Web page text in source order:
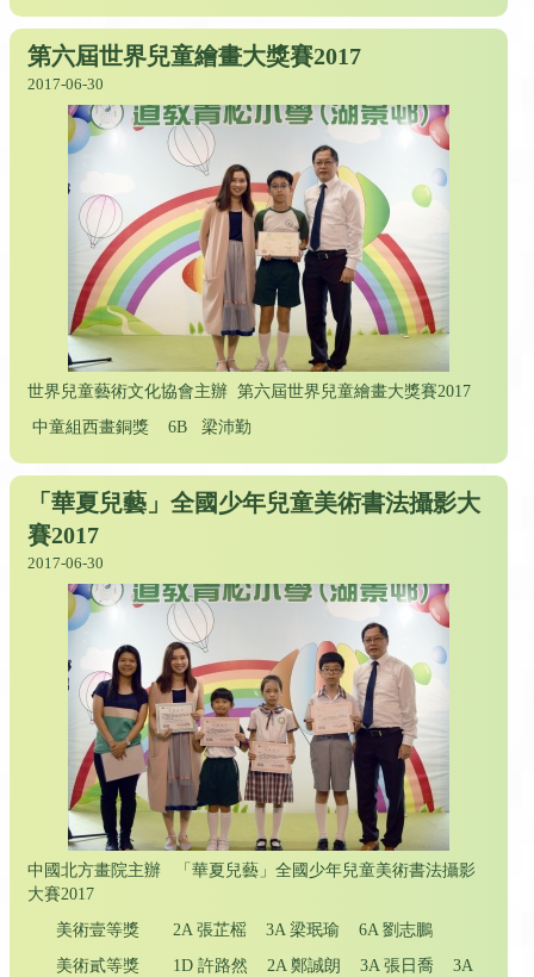
第六屆世界兒童繪畫大獎賽2017
2017-06-30
世界兒童藝術文化協會主辦 第六屆世界兒童繪畫大獎賽2017
中童組西畫銅獎 6B 梁沛勤
「華夏兒藝」全國少年兒童美術書法攝影大
賽2017
2017-06-30
中國北方畫院主辦 「華夏兒藝」全國少年兒童美術書法攝影
大賽2017
美術壹等獎 2A 張芷榣 3A 梁珉瑜 6A 劉志鵬
美術貳等獎 1D 許路然 2A 鄭誠朗 3A 張日喬 3A